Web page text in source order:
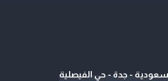
- جدة - حي الفيصلية